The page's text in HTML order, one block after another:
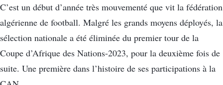
C’est un début d’année très mouvementé que vit la fédération
algérienne de football. Malgré les grands moyens déployés, la
sélection nationale a été éliminée du premier tour de la
Coupe d’Afrique des Nations-2023, pour la deuxième fois de
suite. Une première dans l’histoire de ses participations à la